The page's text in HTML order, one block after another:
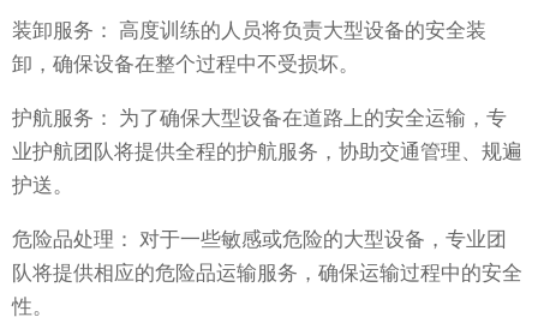
装卸服务： 高度训练的人员将负责大型设备的安全装
卸，确保设备在整个过程中不受损坏。
护航服务： 为了确保大型设备在道路上的安全运输，专
业护航团队将提供全程的护航服务，协助交通管理、规遍
护送。
危险品处理： 对于一些敏感或危险的大型设备，专业团
队将提供相应的危险品运输服务，确保运输过程中的安全
性。